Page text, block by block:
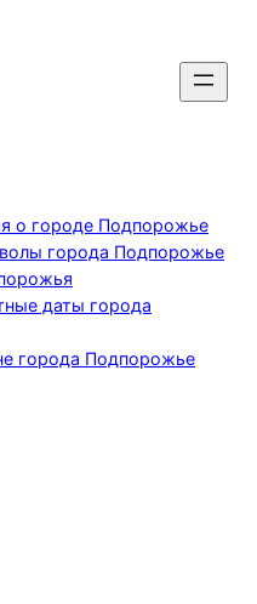
о городе Подпорожье
города Подпорожье
даты города
города Подпорожье